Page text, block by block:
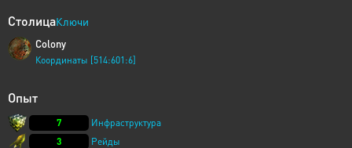
СтолицаКлючи
Colony
Координаты [514:601:6]
Опыт
7
Инфраструктура
3
Рейды